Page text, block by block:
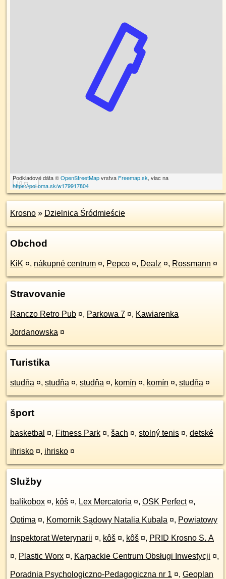
10 m
Podkladové dáta ©OpenStreetMapvrstva Freemap.sk, viac na
https://poi.oma.sk/w179917804
Krosno » Dzielnica Śródmieście
Obchod
KiK ¤, nákupné centrum ¤, Pepco ¤, Dealz ¤, Rossmann ¤
Stravovanie
Ranczo Retro Pub ¤, Parkowa 7 ¤, Kawiarenka
Jordanowska ¤
Turistika
studňa ¤, studňa ¤, studňa ¤, komín ¤, komín ¤, studňa ¤
šport
basketbal ¤, Fitness Park ¤, šach ¤, stolný tenis ¤, detské
ihrisko ¤, ihrisko ¤
Služby
balíkobox ¤, kôš ¤, Lex Mercatoria ¤, OSK Perfect ¤,
Optima ¤, Komornik Sądowy Natalia Kubala ¤, Powiatowy
Inspektorat Weterynarii ¤, kôš ¤, kôš ¤, PRID Krosno S. A
¤, Plastic Worx ¤, Karpackie Centrum Obsługi Inwestycji ¤,
Poradnia Psychologiczno-Pedagogiczna nr 1 ¤, Geoplan